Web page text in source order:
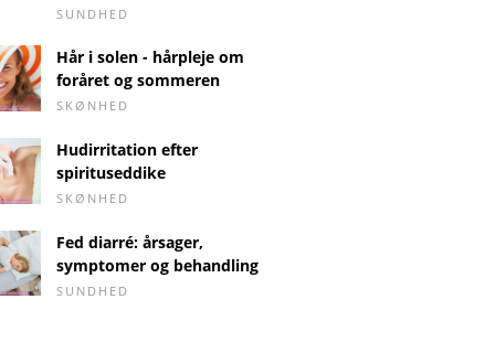
SUNDHED
Hår i solen - hårpleje om
foråret og sommeren
SKØNHED
Hudirritation efter
spirituseddike
SKØNHED
Fed diarré: årsager,
symptomer og behandling
SUNDHED